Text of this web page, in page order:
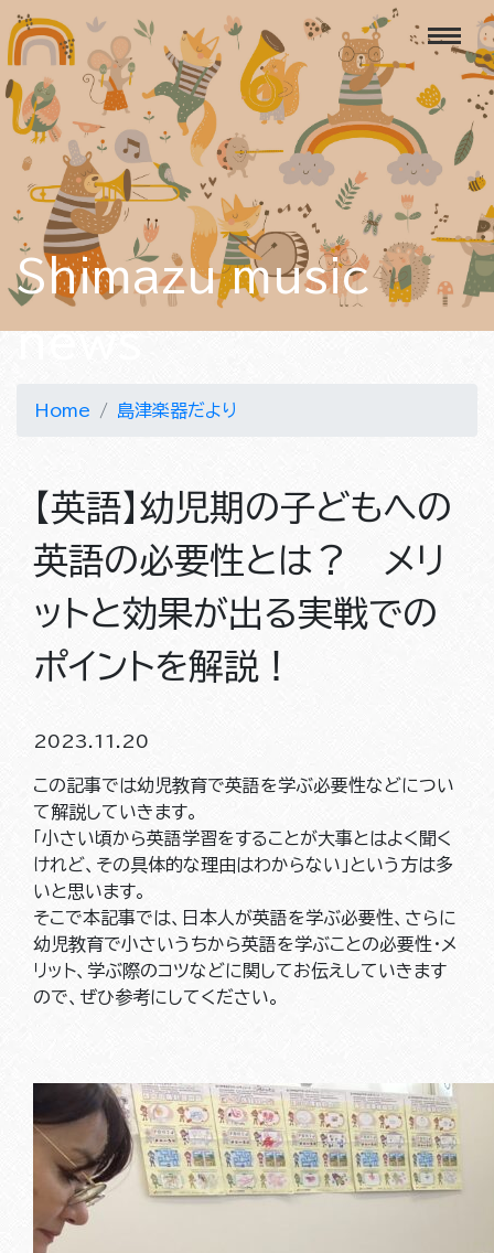
Shimazu music
news
Home 島津楽器だより
【英語】幼児期の子どもへの
英語の必要性とは？ メリ
ットと効果が出る実戦での
ポイントを解説！
2023.11.20
この記事では幼児教育で英語を学ぶ必要性などについ
て解説していきます。
「小さい頃から英語学習をすることが大事とはよく聞く
けれど、その具体的な理由はわからない」という方は多
いと思います。
そこで本記事では、日本人が英語を学ぶ必要性、さらに
幼児教育で小さいうちから英語を学ぶことの必要性・メ
リット、学ぶ際のコツなどに関してお伝えしていきます
ので、ぜひ参考にしてください。